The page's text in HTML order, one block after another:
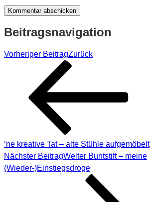
Beitragsnavigation
Vorheriger BeitragZurück
’ne kreative Tat – alte Stühle aufgemöbelt
Nächster BeitragWeiter Buntstift – meine
(Wieder-)Einstiegsdroge